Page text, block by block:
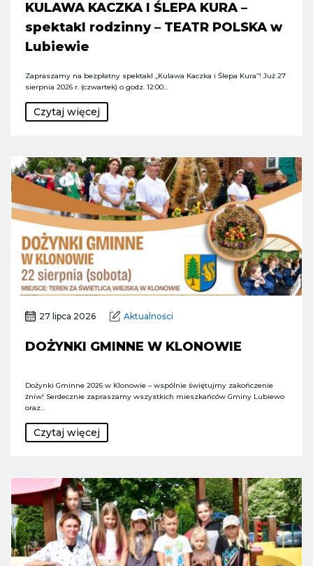
KULAWA KACZKA I ŚLEPA KURA –
spektakl rodzinny – TEATR POLSKA w
Lubiewie
Zapraszamy na bezpłatny spektakl „Kulawa Kaczka i Ślepa Kura”! Już 27
sierpnia 2026 r. (czwartek) o godz. 12:00…
Czytaj więcej
27 lipca 2026 Aktualności
DOŻYNKI GMINNE W KLONOWIE
Dożynki Gminne 2026 w Klonowie – wspólnie świętujmy zakończenie
żniw! Serdecznie zapraszamy wszystkich mieszkańców Gminy Lubiewo
oraz…
Czytaj więcej